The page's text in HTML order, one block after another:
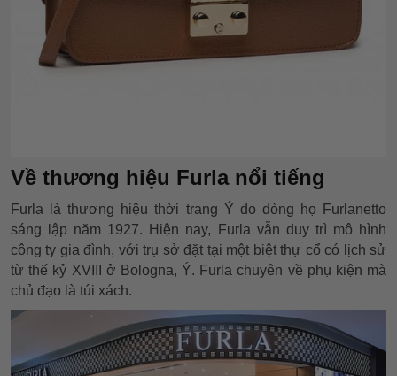
Về thương hiệu Furla nổi tiếng
Furla là thương hiệu thời trang Ý do dòng họ Furlanetto
sáng lập năm 1927. Hiện nay, Furla vẫn duy trì mô hình
công ty gia đình, với trụ sở đặt tại một biệt thự cổ có lịch sử
từ thế kỷ XVIII ở Bologna, Ý. Furla chuyên về phụ kiện mà
chủ đạo là túi xách.